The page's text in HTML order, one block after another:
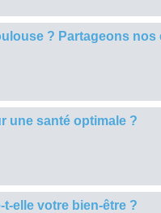
? Partageons nos
une santé optimale ?
elle votre bien-être ?